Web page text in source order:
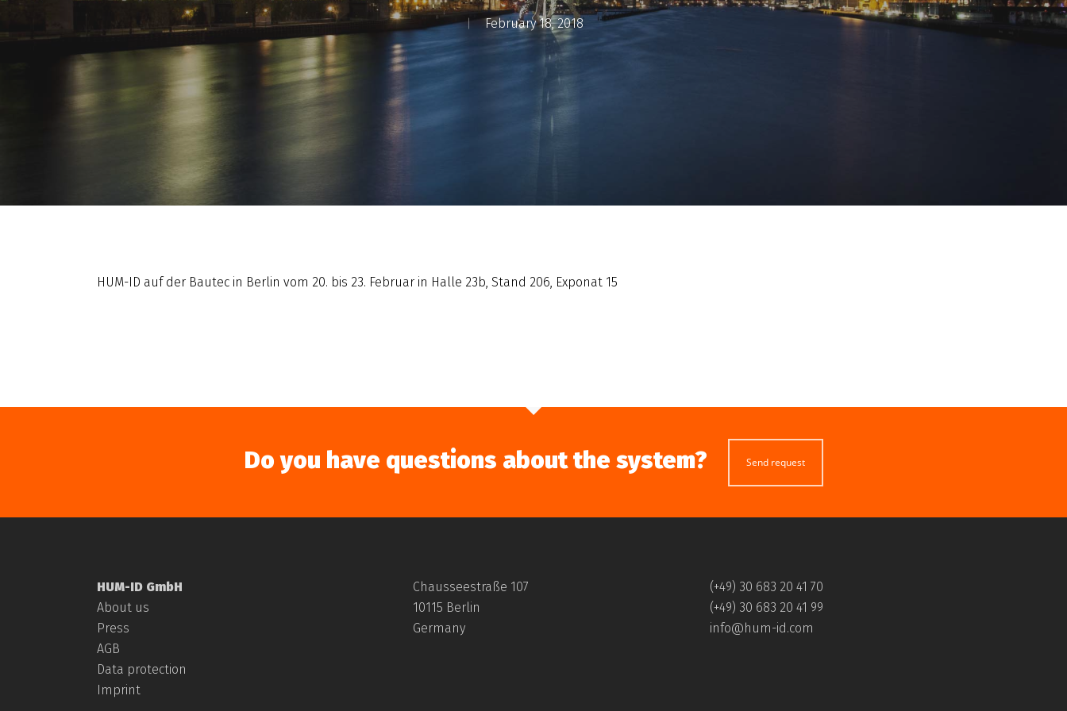
February 18, 2018
HUM-ID auf der Bautec in Berlin vom 20. bis 23. Februar in Halle 23b, Stand 206, Exponat 15
Do you have questions about the system? Send request
HUM-ID GmbH
About us
Press
AGB
Data protection
Imprint
Chausseestraße 107
10115 Berlin
Germany
(+49) 30 683 20 41 70
(+49) 30 683 20 41 99
info@hum-id.com